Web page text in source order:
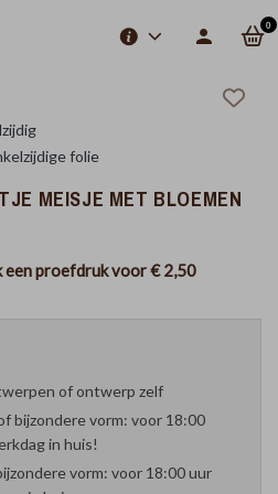
0
folie
MEISJE MET BLOEMEN
een proefdruk voor€ 2,50
of ontwerp zelf
bijzondere vorm: voor 18:00
in huis!
vorm: voor 18:00 uur